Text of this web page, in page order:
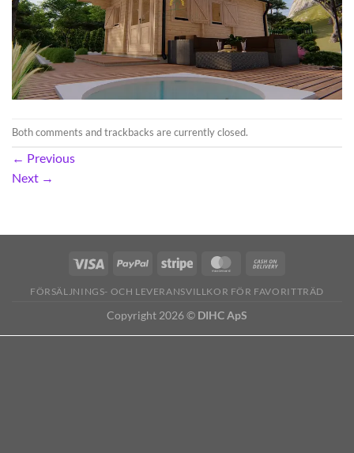
Both comments and trackbacks are currently closed.
← Previous
Next →
FÖRSÄLJNINGS- OCH LEVERANSVILLKOR FÖR FAVORITTRÄD
Copyright 2026 © DIHC ApS